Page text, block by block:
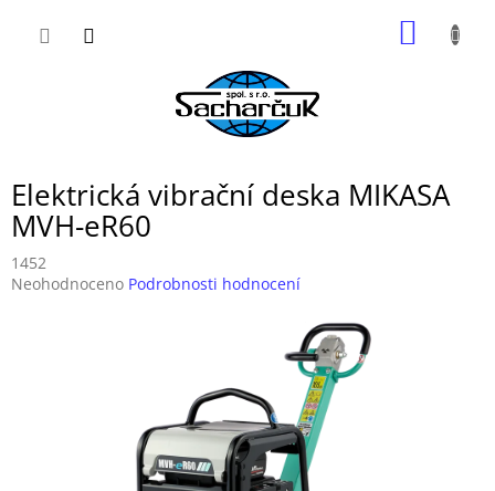
Elektrická vibrační deska MIKASA
MVH-eR60
1452
Průměrné
Neohodnoceno Podrobnosti hodnocení